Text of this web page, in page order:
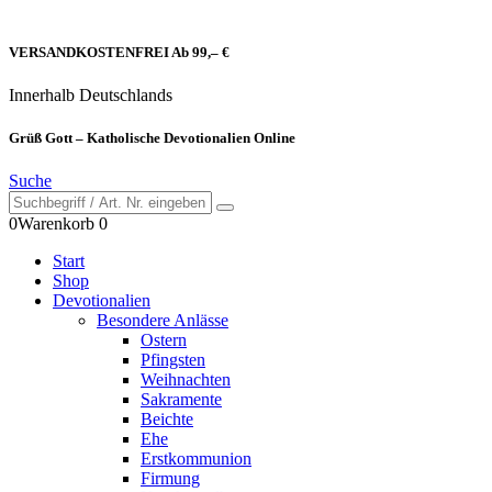
VERSANDKOSTENFREI Ab 99,– €
Innerhalb Deutschlands
Grüß Gott – Katholische Devotionalien Online
Suche
0Warenkorb 0
Start
Shop
Devotionalien
Besondere Anlässe
Ostern
Pfingsten
Weihnachten
Sakramente
Beichte
Ehe
Erstkommunion
Firmung